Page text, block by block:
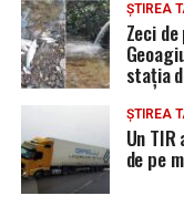
ȘTIREA
Zeci
stația
ȘTIREA
Un
de pe